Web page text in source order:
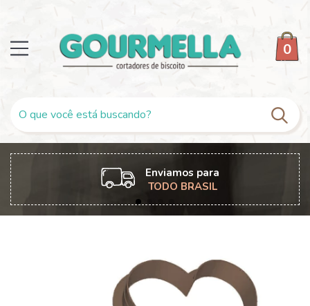
0
Enviamos para
TODO BRASIL